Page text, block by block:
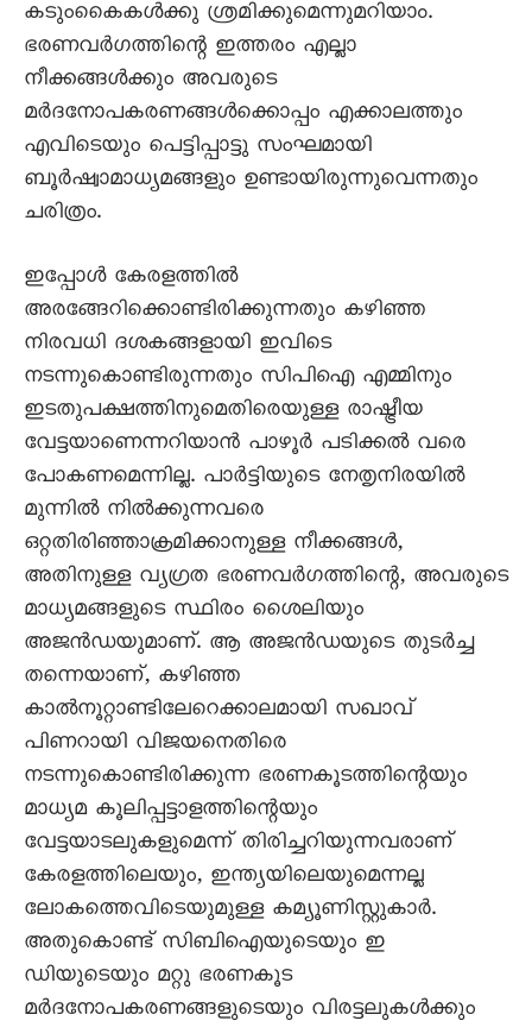
കടുംകെെകൾക്കു ശ്രമിക്കുമെന്നുമറിയാം.
ഭരണവർഗത്തിന്റെ ഇത്തരം എല്ലാ
നീക്കങ്ങൾക്കും അവരുടെ
മർദനോപകരണങ്ങൾക്കൊപ്പം എക്കാലത്തും
എവിടെയും പെട്ടിപ്പാട്ടു സംഘമായി
ബൂർഷ്വാമാധ്യമങ്ങളും ഉണ്ടായിരുന്നുവെന്നതും
ചരിത്രം.
ഇപ്പോൾ കേരളത്തിൽ
അരങ്ങേറിക്കൊണ്ടിരിക്കുന്നതും കഴിഞ്ഞ
നിരവധി ദശകങ്ങളായി ഇവിടെ
നടന്നുകൊണ്ടിരുന്നതും സിപിഐ എമ്മിനും
ഇടതുപക്ഷത്തിനുമെതിരെയുള്ള രാഷ്ട്രീയ
വേട്ടയാണെന്നറിയാൻ പാഴൂർ പടിക്കൽ വരെ
പോകണമെന്നില്ല. പാർട്ടിയുടെ നേതൃനിരയിൽ
മുന്നിൽ നിൽക്കുന്നവരെ
ഒറ്റതിരിഞ്ഞാക്രമിക്കാനുള്ള നീക്കങ്ങൾ,
അതിനുള്ള വ്യഗ്രത ഭരണവർഗത്തിന്റെ, അവരുടെ
മാധ്യമങ്ങളുടെ സ്ഥിരം ശെെലിയും
അജൻഡയുമാണ്. ആ അജൻഡയുടെ തുടർച്ച
തന്നെയാണ്, കഴിഞ്ഞ
കാൽനൂറ്റാണ്ടിലേറെക്കാലമായി സഖാവ്
പിണറായി വിജയനെതിരെ
നടന്നുകൊണ്ടിരിക്കുന്ന ഭരണകൂടത്തിന്റെയും
മാധ്യമ കൂലിപ്പട്ടാളത്തിന്റെയും
വേട്ടയാടലുകളുമെന്ന് തിരിച്ചറിയുന്നവരാണ്
കേരളത്തിലെയും, ഇന്ത്യയിലെയുമെന്നല്ല
ലോകത്തെവിടെയുമുള്ള കമ്യൂണിസ്റ്റുകാർ.
അതുകൊണ്ട് സിബിഐയുടെയും ഇ
ഡിയുടെയും മറ്റു ഭരണകൂട
മർദനോപകരണങ്ങളുടെയും വിരട്ടലുകൾക്കും